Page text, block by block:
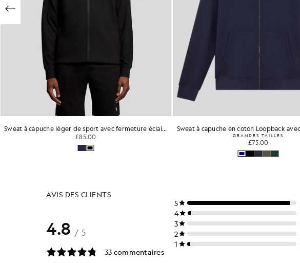
Sweat à capuche léger de sport avec fermeture éclair intégrale
£85.00
GRANDES TAILLES
£75.00